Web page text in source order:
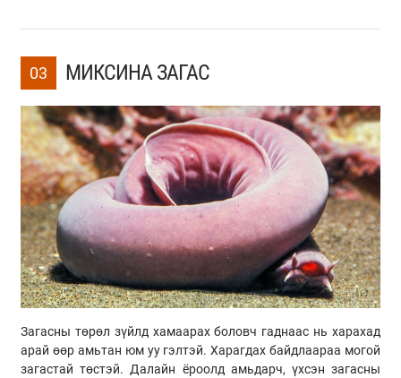
03 МИКСИНА ЗАГАС
Загасны төрөл зүйлд хамаарах боловч гаднаас нь харахад
арай өөр амьтан юм уу гэлтэй. Харагдах байдлаараа могой
загастай төстэй. Далайн ёроолд амьдарч, үхсэн загасны